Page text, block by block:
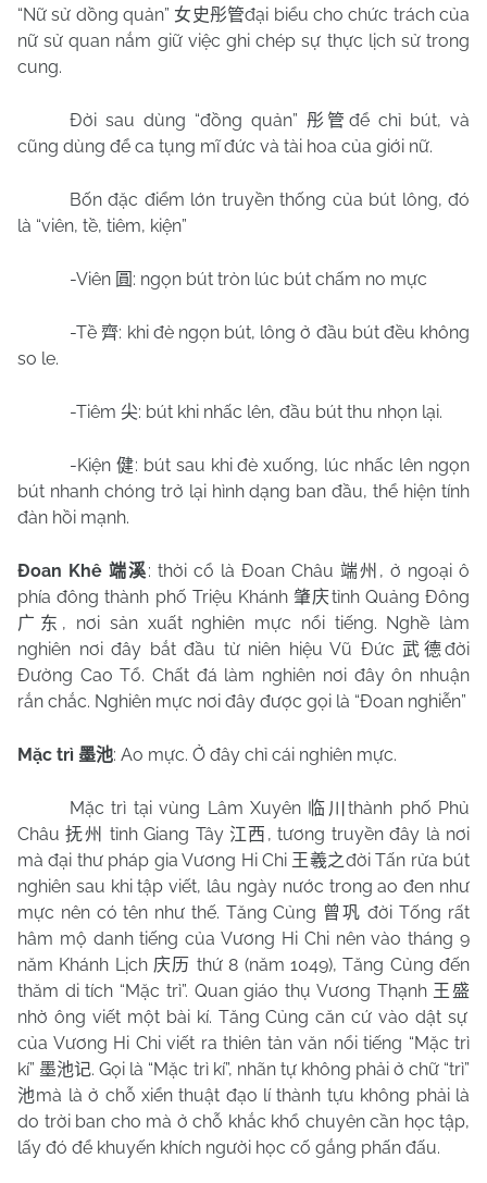
“Nữ sử dồng quản” 女史彤管đại biểu cho chức trách của
nữ sử quan nắm giữ việc ghi chép sự thực lịch sử trong
cung.
Đời sau dùng “đồng quản” 彤管để chỉ bút, và
cũng dùng để ca tụng mĩ đức và tài hoa của giới nữ.
Bốn đặc điểm lớn truyền thống của bút lông, đó
là “viên, tề, tiêm, kiện”
-Viên 圓 : ngọn bút tròn lúc bút chấm no mực
-Tề齊: khi đè ngọn bút, lông ở đầu bút đều không
so le.
-Tiêm 尖: bút khi nhấc lên, đầu bút thu nhọn lại.
-Kiện 健: bút sau khi đè xuống, lúc nhấc lên ngọn
bút nhanh chóng trở lại hình dạng ban đầu, thể hiện tính
đàn hồi mạnh.
Đoan Khê 端溪: thời cổ là Đoan Châu 端州 , ở ngoại ô
phía đông thành phố Triệu Khánh肇庆tỉnh Quảng Đông
广东 , nơi sản xuất nghiên mực nổi tiếng. Nghề làm
nghiên nơi đây bắt đầu từ niên hiệu Vũ Đức 武德đời
Đường Cao Tổ. Chất đá làm nghiên nơi đây ôn nhuận
rắn chắc. Nghiên mực nơi đây được gọi là “Đoan nghiễn”
Mặc trì 墨池: Ao mực. Ở đây chỉ cái nghiên mực.
Mặc trì tại vùng Lâm Xuyên 临川thành phố Phủ
Châu抚州 tỉnh Giang Tây 江西 , tương truyền đây là nơi
mà đại thư pháp gia Vương Hi Chi 王羲之đời Tấn rửa bút
nghiên sau khi tập viết, lâu ngày nước trong ao đen như
mực nên có tên như thế. Tăng Củng 曾巩 đời Tống rất
hâm mộ danh tiếng của Vương Hi Chi nên vào tháng 9
năm Khánh Lịch 庆历 thứ 8 (năm 1049), Tăng Củng đến
thăm di tích “Mặc trì”. Quan giáo thụ Vương Thạnh 王盛
nhờ ông viết một bài kí. Tăng Củng căn cứ vào dật sự
của Vương Hi Chi viết ra thiên tản văn nổi tiếng “Mặc trì
kí” 墨池记. Gọi là “Mặc trì kí”, nhãn tự không phải ở chữ “trì”
池mà là ở chỗ xiển thuật đạo lí thành tựu không phải là
do trời ban cho mà ở chỗ khắc khổ chuyên cần học tập,
lấy đó để khuyến khích người học cố gắng phấn đấu.